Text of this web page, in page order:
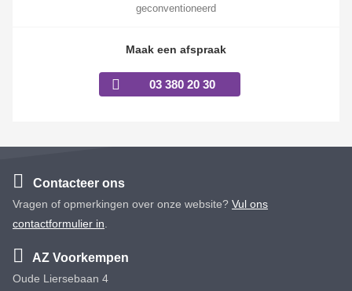
geconventioneerd
Maak een afspraak
03 380 20 30
Contacteer ons
Vragen of opmerkingen over onze website? Vul ons
contactformulier in
AZ Voorkempen
Oude Liersebaan 4